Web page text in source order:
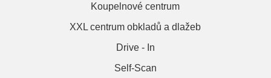
Koupelnové centrum
XXL centrum obkladů a dlažeb
Drive - In
Self-Scan